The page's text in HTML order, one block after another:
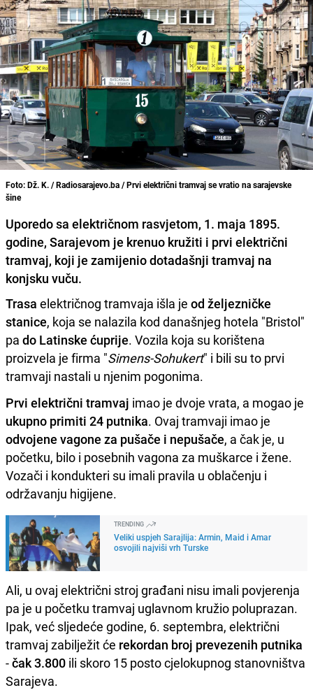
Foto: Dž. K. / Radiosarajevo.ba / Prvi električni tramvaj se vratio na sarajevske
šine
Uporedo sa električnom rasvjetom, 1. maja 1895.
godine, Sarajevom je krenuo kružiti i prvi električni
tramvaj, koji je zamijenio dotadašnji tramvaj na
konjsku vuču.
Trasa električnog tramvaja išla je od željezničke
stanice, koja se nalazila kod današnjeg hotela "Bristol"
pa do Latinske ćuprije. Vozila koja su korištena
proizvela je firma "Simens-Sohukert" i bili su to prvi
tramvaji nastali u njenim pogonima.
Prvi električni tramvaj imao je dvoje vrata, a mogao je
ukupno primiti 24 putnika. Ovaj tramvaji imao je
odvojene vagone za pušače i nepušače, a čak je, u
početku, bilo i posebnih vagona za muškarce i žene.
Vozači i kondukteri su imali pravila u oblačenju i
održavanju higijene.
TRENDING
Veliki uspjeh Sarajlija: Armin, Maid i Amar
osvojili najviši vrh Turske
Ali, u ovaj električni stroj građani nisu imali povjerenja
pa je u početku tramvaj uglavnom kružio poluprazan.
Ipak, već sljedeće godine, 6. septembra, električni
tramvaj zabilježit će rekordan broj prevezenih putnika
-čak 3.800 ili skoro 15 posto cjelokupnog stanovništva
Sarajeva.